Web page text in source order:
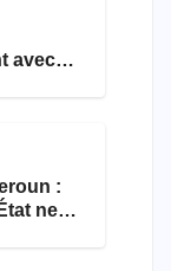
avec
:
ne